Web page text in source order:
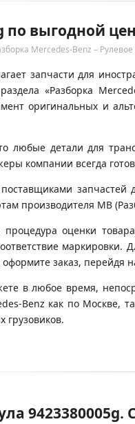
по выгодной
Mercedes-Benz –
запчасти для
«Разборка
оригинальных и
любые детали для
компании всегда
запчастей
производителя MB
оценки
оформите заказ, перейдя
в любое время,
Benz как по
грузовиков.